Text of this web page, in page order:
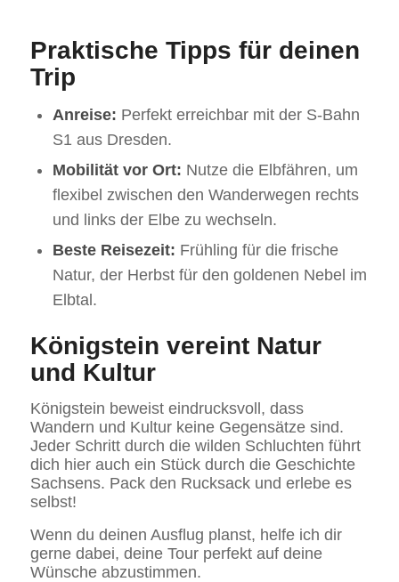
Praktische Tipps für deinen
Trip
Anreise: Perfekt erreichbar mit der S-Bahn
S1 aus Dresden.
Mobilität vor Ort: Nutze die Elbfähren, um
flexibel zwischen den Wanderwegen rechts
und links der Elbe zu wechseln.
Beste Reisezeit: Frühling für die frische
Natur, der Herbst für den goldenen Nebel im
Elbtal.
Königstein vereint Natur
und Kultur
Königstein beweist eindrucksvoll, dass
Wandern und Kultur keine Gegensätze sind.
Jeder Schritt durch die wilden Schluchten führt
dich hier auch ein Stück durch die Geschichte
Sachsens. Pack den Rucksack und erlebe es
selbst!
Wenn du deinen Ausflug planst, helfe ich dir
gerne dabei, deine Tour perfekt auf deine
Wünsche abzustimmen.